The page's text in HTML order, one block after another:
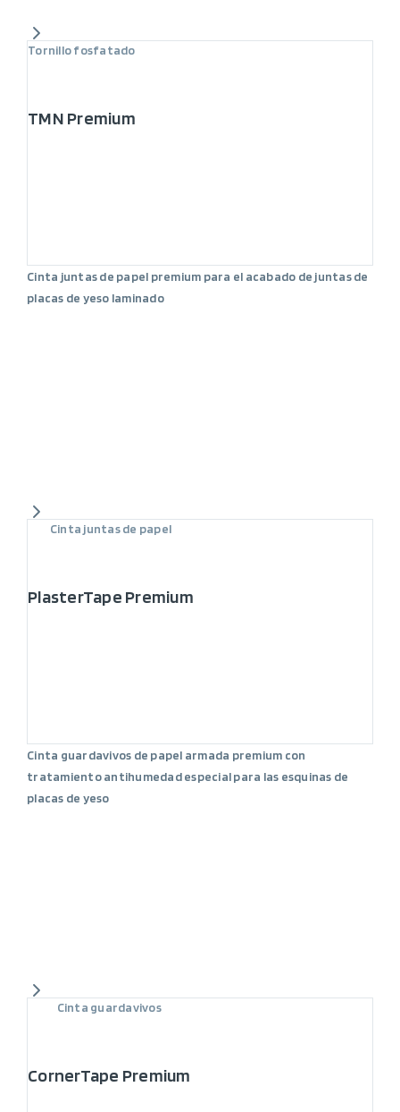
Tornillo fosfatado
TMN Premium
Cinta juntas de papel premium para el acabado de juntas de
placas de yeso laminado
Cinta juntas de papel
PlasterTape Premium
Cinta guardavivos de papel armada premium con
tratamiento antihumedad especial para las esquinas de
placas de yeso
Cinta guardavivos
CornerTape Premium